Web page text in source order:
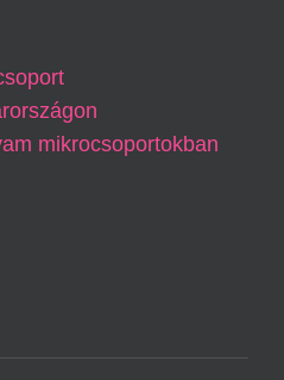
mikrocsoportokban